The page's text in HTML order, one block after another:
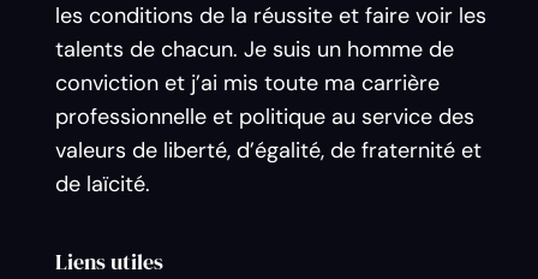
les conditions de la réussite et faire voir les
talents de chacun. Je suis un homme de
conviction et j’ai mis toute ma carrière
professionnelle et politique au service des
valeurs de liberté, d’égalité, de fraternité et
de laïcité.
Liens utiles